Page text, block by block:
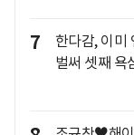
7
한다감, 이미
벌써 셋째 욕